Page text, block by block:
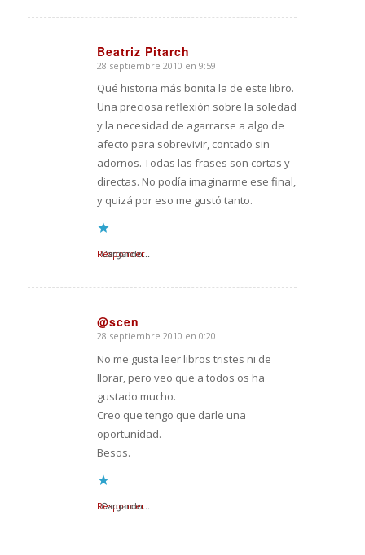
Beatriz Pitarch
Dice:
28 septiembre 2010 en 9:59
Qué historia más bonita la de este libro.
Una preciosa reflexión sobre la soledad
y la necesidad de agarrarse a algo de
afecto para sobrevivir, contado sin
adornos. Todas las frases son cortas y
directas. No podía imaginarme ese final,
y quizá por eso me gustó tanto.
Cargando...
Responder
@scen
Dice:
28 septiembre 2010 en 0:20
No me gusta leer libros tristes ni de
llorar, pero veo que a todos os ha
gustado mucho.
Creo que tengo que darle una
oportunidad.
Besos.
Cargando...
Responder